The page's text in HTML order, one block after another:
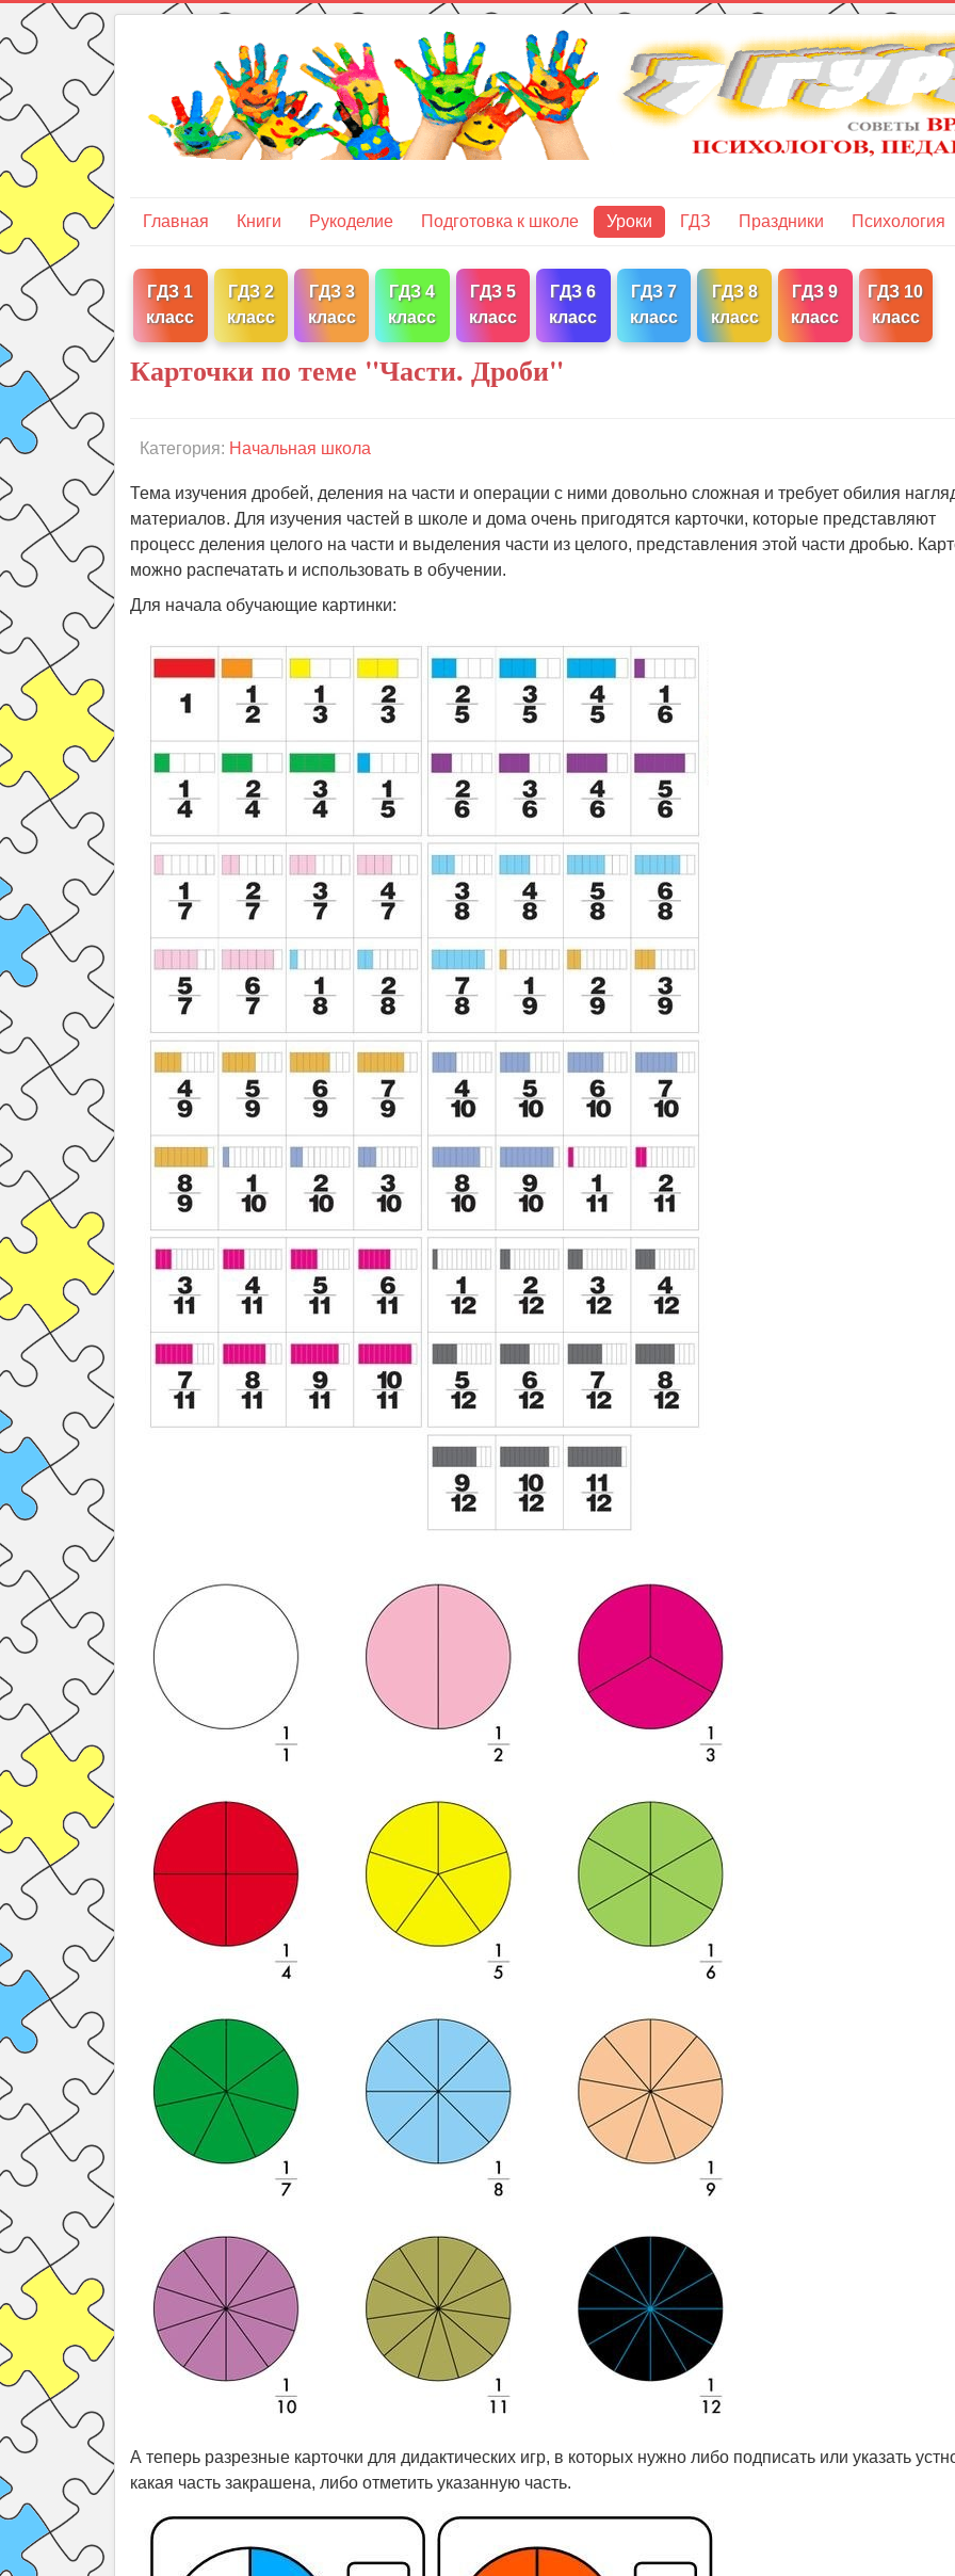
Главная Книги Рукоделие Подготовка к школе Уроки ГДЗ Праздники Психология
ГДЗ 1
класс
ГДЗ 2
класс
ГДЗ 3
класс
ГДЗ 4
класс
ГДЗ 5
класс
ГДЗ 6
класс
ГДЗ 7
класс
ГДЗ 8
класс
ГДЗ 9
класс
ГДЗ 10
класс
Карточки по теме "Части. Дроби"
Категория: Начальная школа
Тема изучения дробей, деления на части и операции с ними довольно сложная и требует обилия
материалов. Для изучения частей в школе и дома очень пригодятся карточки, которые представляют
процесс деления целого на части и выделения части из целого, представления этой части дробью.
можно распечатать и использовать в обучении.
Для начала обучающие картинки:
А теперь разрезные карточки для дидактических игр, в которых нужно либо подписать или указать
какая часть закрашена, либо отметить указанную часть.